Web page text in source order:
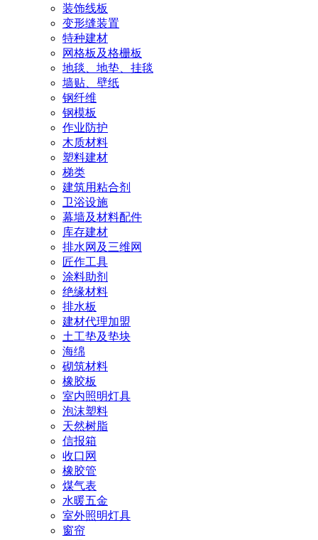
装饰线板
变形缝装置
特种建材
网格板及格栅板
地毯、地垫、挂毯
墙贴、壁纸
钢纤维
钢模板
作业防护
木质材料
塑料建材
梯类
建筑用粘合剂
卫浴设施
幕墙及材料配件
库存建材
排水网及三维网
匠作工具
涂料助剂
绝缘材料
排水板
建材代理加盟
土工垫及垫块
海绵
砌筑材料
橡胶板
室内照明灯具
泡沫塑料
天然树脂
信报箱
收口网
橡胶管
煤气表
水暖五金
室外照明灯具
窗帘